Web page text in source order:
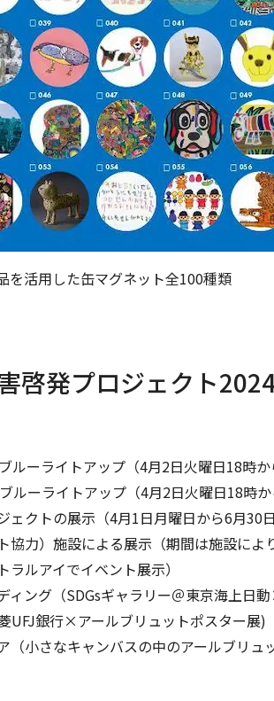
を活用した缶マグネット全100種類
啓発プロジェクト
ルーライトアップ（4月2日火曜日18時か
ーライトアップ（4月2日火曜日18時か
クトの展示（4月1日月曜日から6月30日
力）施設による展示（期間は施設によ
ルアイでイベント展示）
ング（SDGsギャラリー＠東京海上日動
銀行×アールブリュットポスター展)
小さなキャンバスの中のアールブリュッ